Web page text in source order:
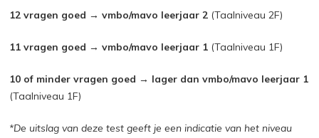
12 vragen goed → vmbo/mavo leerjaar 2 (Taalniveau 2F)
11 vragen goed → vmbo/mavo leerjaar 1 (Taalniveau 1F)
10 of minder vragen goed → lager dan vmbo/mavo leerjaar 1
(Taalniveau 1F)
*De uitslag van deze test geeft je een indicatie van het niveau